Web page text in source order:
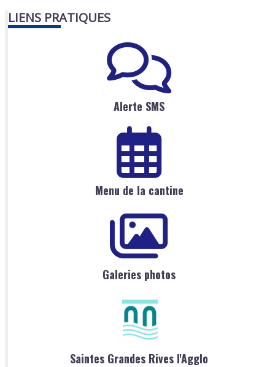
LIENS PRATIQUES
Alerte SMS
Menu de la cantine
Galeries photos
Saintes Grandes Rives l'Agglo